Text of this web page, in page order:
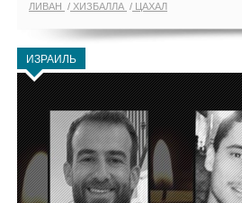
ЛИВАН ХИЗБАЛЛА ЦАХАЛ
ИЗРАИЛЬ